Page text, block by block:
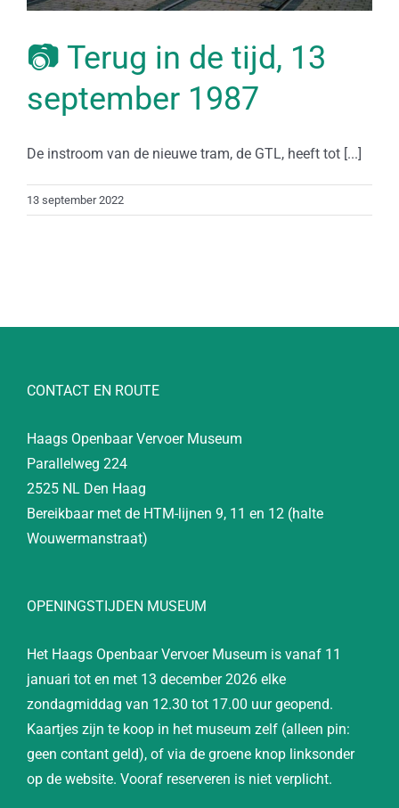
📷 Terug in de tijd, 13
september 1987
De instroom van de nieuwe tram, de GTL, heeft tot [...]
13 september 2022
CONTACT EN ROUTE
Haags Openbaar Vervoer Museum
Parallelweg 224
2525 NL Den Haag
Bereikbaar met de HTM-lijnen 9, 11 en 12 (halte
Wouwermanstraat)
OPENINGSTIJDEN MUSEUM
Het Haags Openbaar Vervoer Museum is vanaf 11
januari tot en met 13 december 2026 elke
zondagmiddag van 12.30 tot 17.00 uur geopend.
Kaartjes zijn te koop in het museum zelf (alleen pin:
geen contant geld), of via de groene knop linksonder
op de website. Vooraf reserveren is niet verplicht.